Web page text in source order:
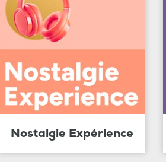
Nostalgie Expérience